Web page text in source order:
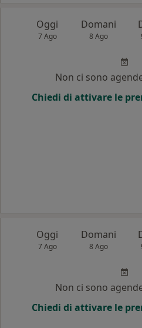
Oggi
7 Ago
Domani
8 Ago
Non ci sono
Chiedi di attivare le
Oggi
7 Ago
Domani
8 Ago
Non ci sono
Chiedi di attivare le